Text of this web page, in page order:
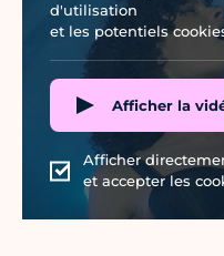
d'utilisation
et les potentiels
Afficher la
Afficher
et accepter les